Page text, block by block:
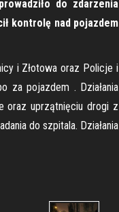
do zdarzenia
kontrolę nad pojazdem
i Złotowa oraz Policje i
za pojazdem . Działania
oraz uprzątnięciu drogi z
do szpitala. Działania